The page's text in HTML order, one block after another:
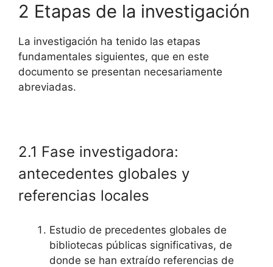
2 Etapas de la investigación
La investigación ha tenido las etapas
fundamentales siguientes, que en este
documento se presentan necesariamente
abreviadas.
2.1 Fase investigadora:
antecedentes globales y
referencias locales
Estudio de precedentes globales de
bibliotecas públicas significativas, de
donde se han extraído referencias de